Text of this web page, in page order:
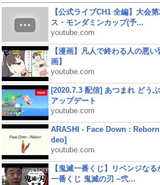
【公式ライブCH1 全編】大会
ス・モンダミンカップ(予...
youtube.com
【漫画】凡人で終わる人の悪
画】
youtube.com
[2020.7.3 配信] あつまれ どう
アップデート
youtube.com
ARASHI - Face Down :
deo]
youtube.com
【鬼滅一番くじ】リベンジな
一番くじ 鬼滅の刃 ~弐...